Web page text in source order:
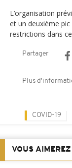
L’organisation
et un deuxième
restrictions dans
Partager
Plus
COVID-19
VOUS AIMEREZ